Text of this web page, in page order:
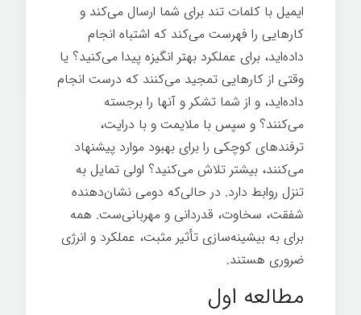
ایمیل با کلمات تند برای شما ارسال می‌کند و
کارهایی را فهرست می‌کند که اشتباه انجام
داده‌اید، برای عملکرد بهتر انگیزه پیدا می‌کنید؟ یا
وقتی از کارهایی تمجید می‌کنند که درست انجام
داده‌اید، و از شما تشکر و آنها را برجسته
می‌کنند؟ و سپس با ملایمت و با درایت،
ترفندهای کوچکی را برای بهبود موارد پیشنهاد
می‌کنند، بیشتر تلاش می‌کنید؟ اولی تمایل به
تنزل روابط دارد. در حالی‌که دومی نشان‌دهنده
شفقت، سخاوت، قدردانی و مهربانی‌ست. همه
برای به بیشینه‌سازی تأثیر مثبت، عملکرد و انرژی
ضروری هستند.
مطالعه اول